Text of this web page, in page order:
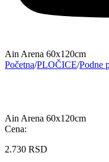
Ain Arena 60x120cm
Početna/PLOČICE/Podne
Ain Arena 60x120cm
Cena:
2.730 RSD